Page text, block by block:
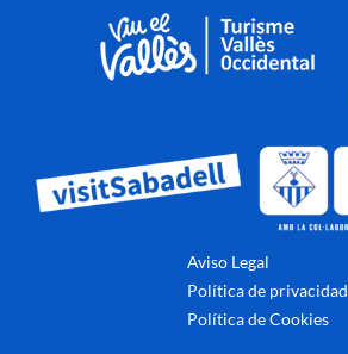
Aviso Legal
Política de privacidad
Política de Cookies